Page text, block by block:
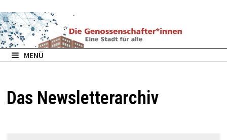
zum
Inhalt
MENÜ
Das Newsletterarchiv